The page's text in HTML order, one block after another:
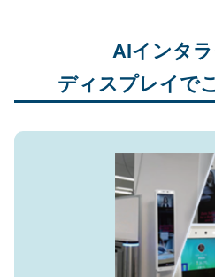
AIインタ
ディスプレイで